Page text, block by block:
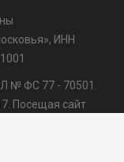
ИНН
№ ФС 77 - 70501.
Посещая сайт